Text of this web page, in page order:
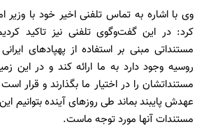
وی با اشاره به تماس تلفنی اخیر خود با وزیر
کرد: در این گفت‌وگوی تلفنی نیز تاکید
مستنداتی مبنی بر استفاده از پهپادهای
روسیه وجود دارد به ما ارائه کند و در این
مستنداتشان را در اختیار ما بگذارند و قرار
عهدش پایبند بماند طی روزهای آینده بتوانیم
مستندات آنها مورد توجه ماست.